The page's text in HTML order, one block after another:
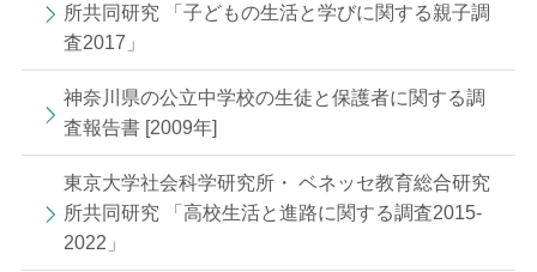
所共同研究 「子どもの生活と学びに関する親子調
査2017」
神奈川県の公立中学校の生徒と保護者に関する調
査報告書 [2009年]
東京大学社会科学研究所・ ベネッセ教育総合研究
所共同研究 「高校生活と進路に関する調査2015-
2022」